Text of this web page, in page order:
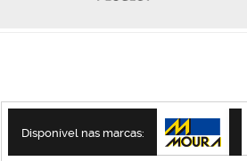
Disponível nas marcas: